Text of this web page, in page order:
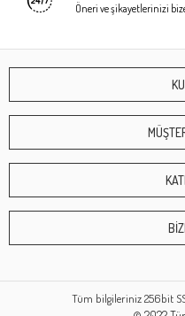
Öneri ve şikayetlerinizi
Tüm bilgileriniz 256bit